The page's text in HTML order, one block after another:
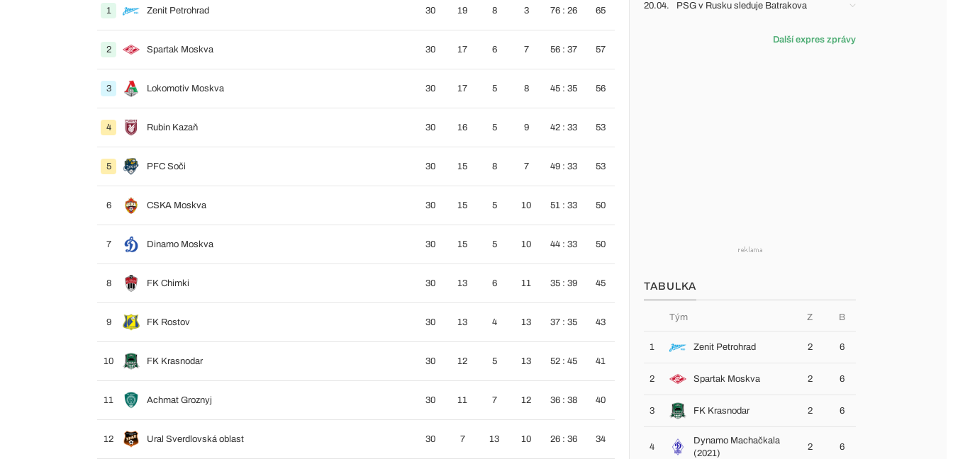
1 Zenit Petrohrad 30 19 8 3 76 : 26 65
2 Spartak Moskva 30 17 6 7 56 : 37 57
3 Lokomotiv Moskva 30 17 5 8 45 : 35 56
4 Rubin Kazaň 30 16 5 9 42 : 33 53
5 PFC Soči 30 15 8 7 49 : 33 53
6 CSKA Moskva 30 15 5 10 51 : 33 50
7 Dinamo Moskva 30 15 5 10 44 : 33 50
8 FK Chimki 30 13 6 11 35 : 39 45
9 FK Rostov 30 13 4 13 37 : 35 43
10 FK Krasnodar 30 12 5 13 52 : 45 41
11 Achmat Groznyj 30 11 7 12 36 : 38 40
12 Ural Sverdlovská oblast 30 7 13 10 26 : 36 34
20.04. PSG v Rusku sleduje Batrakova
Další expres zprávy
TABULKA
Tým Z B
1 Zenit Petrohrad 2 6
2 Spartak Moskva 2 6
3 FK Krasnodar 2 6
4
Dynamo Machačkala
(2021)
2 6